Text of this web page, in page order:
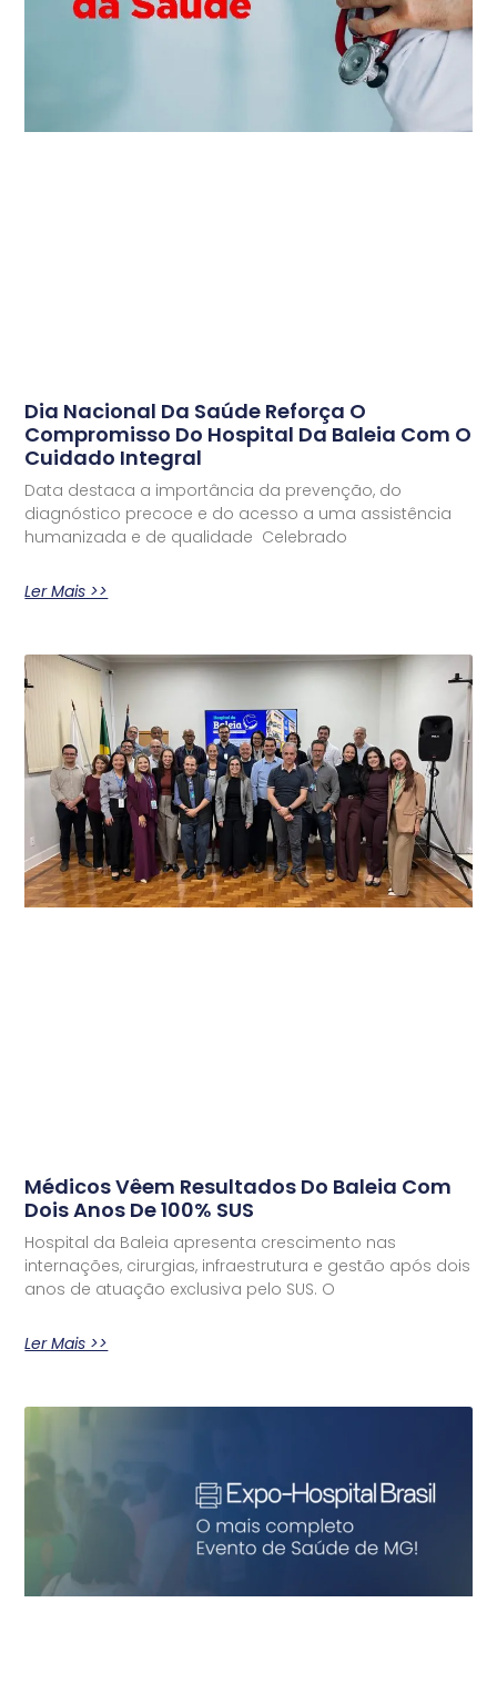
Dia Nacional Da Saúde Reforça O
Compromisso Do Hospital Da Baleia Com O
Cuidado Integral
Data destaca a importância da prevenção, do
diagnóstico precoce e do acesso a uma assistência
humanizada e de qualidade Celebrado
Ler Mais >>
Médicos Vêem Resultados Do Baleia Com
Dois Anos De 100% SUS
Hospital da Baleia apresenta crescimento nas
internações, cirurgias, infraestrutura e gestão após dois
anos de atuação exclusiva pelo SUS. O
Ler Mais >>